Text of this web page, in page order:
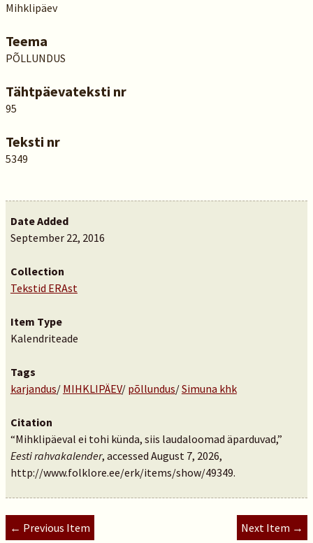
Mihklipäev
Teema
PÕLLUNDUS
Tähtpäevateksti nr
95
Teksti nr
5349
Date Added
September 22, 2016
Collection
Tekstid ERAst
Item Type
Kalendriteade
Tags
karjandus/ MIHKLIPÄEV/ põllundus/Simuna khk
Citation
“Mihklipäeval ei tohi künda, siis laudaloomad äparduvad,”
Eesti rahvakalender, accessed August 7, 2026,
http://www.folklore.ee/erk/items/show/49349.
← Previous Item Next Item →